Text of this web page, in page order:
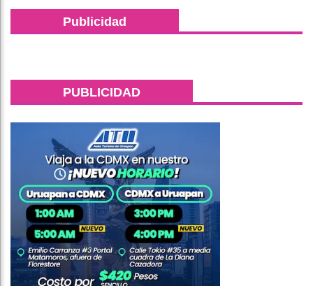
Publicidad
PUBLICIDAD